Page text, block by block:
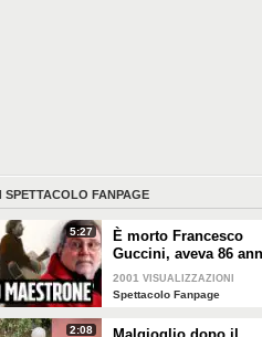
SPETTACOLO FANPAGE
5:27
È morto Francesco
Guccini, aveva 86
è stato uno dei
cantautori più
2001 VISUALIZZAZIONI
Spettacolo Fanpage
2:08